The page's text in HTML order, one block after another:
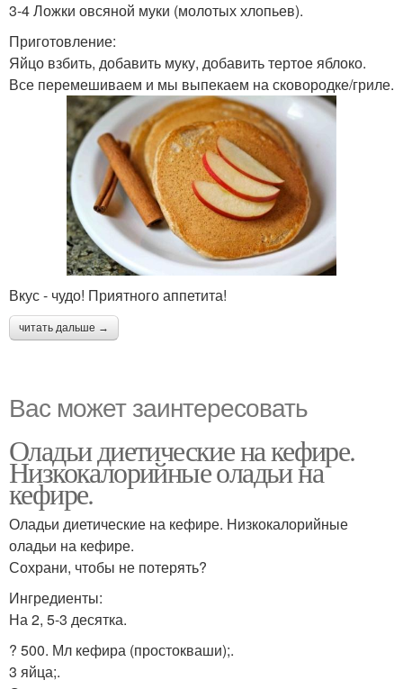
3-4 Ложки овсяной муки (молотых хлопьев).
Приготовление:
Яйцо взбить, добавить муку, добавить тертое яблоко.
Все перемешиваем и мы выпекаем на сковородке/гриле.
Вкус - чудо! Приятного аппетита!
читать дальше →
Вас может заинтересовать
Оладьи диетические на кефире.
Низкокалорийные оладьи на
кефире.
Оладьи диетические на кефире. Низкокалорийные
оладьи на кефире.
Сохрани, чтобы не потерять?
Ингредиенты:
На 2, 5-3 десятка.
? 500. Мл кефира (простокваши);.
3 яйца;.